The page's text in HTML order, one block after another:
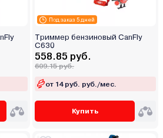
Под заказ 5 дней
Триммер бензиновый CanFly
C630
558.85 руб.
609.15 руб.
от 14 руб. руб./мес.
Купить